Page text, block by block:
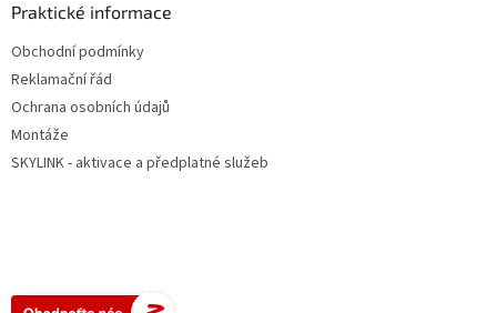
Praktické informace
Obchodní podmínky
Reklamační řád
Ochrana osobních údajů
Montáže
SKYLINK - aktivace a předplatné služeb